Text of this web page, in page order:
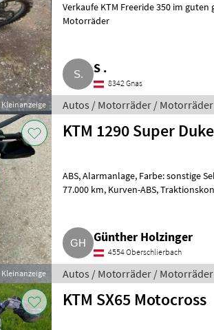
Kleinanzeige
Verkaufe KTM Freeride 350 im
Motorräder
S .
8342 Gnas
Autos / Motorräder / Motorräder
Kleinanzeige
KTM 1290 Super
ABS, Alarmanlage, Farbe: sonstige
77.000 km, Kurven-ABS, Traktionskontrolle, 3 Fahrmodi, Kurvenlicht, Koffer,
Günther Holzinger
4554 Oberschlierbach
Autos / Motorräder / Motorräder
KTM SX65 Motocross